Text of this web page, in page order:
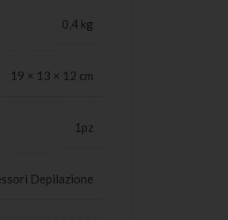
0,4 kg
19 × 13 × 12 cm
1pz
Depilazione